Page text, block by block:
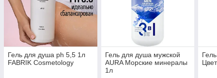
Гель для душа ph 5,5 1л
FABRIK Cosmetology
Гель для душа мужской
AURA Морские минералы
1л